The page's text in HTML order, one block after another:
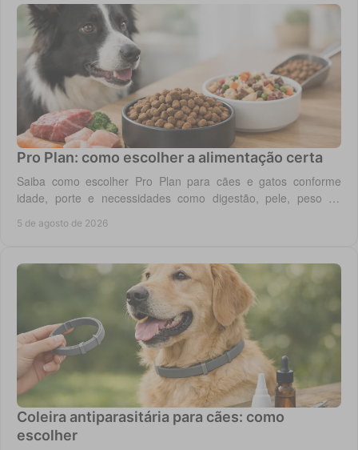
Pro Plan: como escolher a alimentação certa
Saiba como escolher Pro Plan para cães e gatos conforme
idade, porte e necessidades como digestão, pele, peso ou
5 de agosto de 2026
Coleira antiparasitária para cães: como
escolher